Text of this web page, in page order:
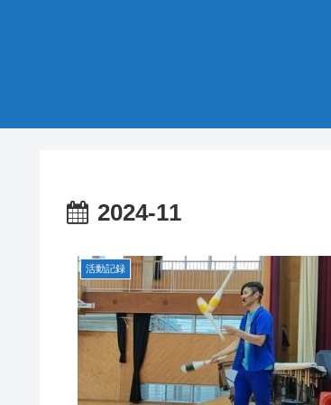
2024-11
活動記録